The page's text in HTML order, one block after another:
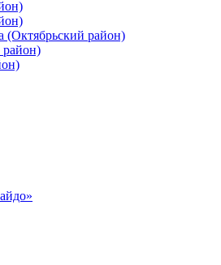
(Октябрьский район)
район)